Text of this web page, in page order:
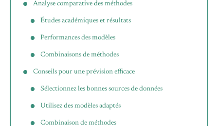
Analyse comparative des méthodes
Études académiques et résultats
Performances des modèles
Combinaisons de méthodes
Conseils pour une prévision efficace
Sélectionnez les bonnes sources de données
Utilisez des modèles adaptés
Combinaison de méthodes